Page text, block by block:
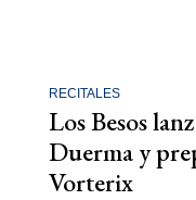
RECITALES
Los Besos
Duerma y
Vorterix